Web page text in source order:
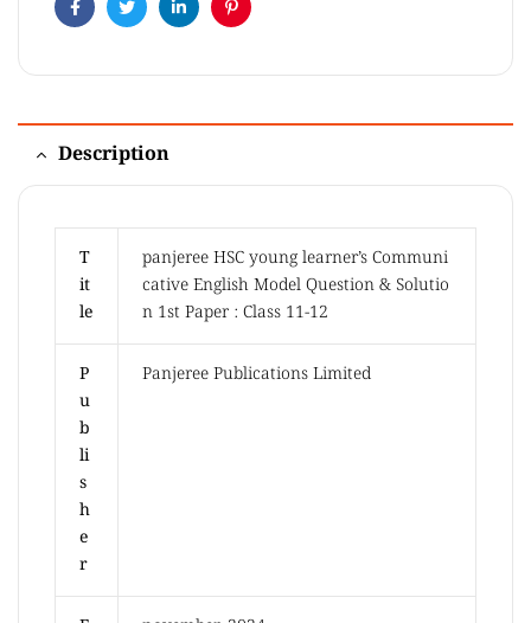
FacebookTwitterLinkedinPinterest
Description
T
it
le
panjeree HSC young learner’s Communi
cative English Model Question & Solutio
n 1st Paper : Class 11-12
P
u
b
li
s
h
e
r
Panjeree Publications Limited